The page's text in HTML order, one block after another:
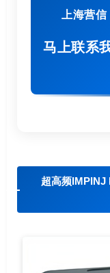
上海营
马上联系
超高频IMPINJ